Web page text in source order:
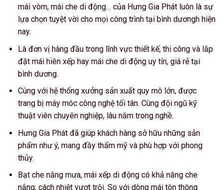
mái vòm, mái che di động… của Hưng Gia Phát luôn là sự
lựa chọn tuyệt vời cho mọi công trình tại bình dươngh hiện
nay.
Là đơn vị hàng đầu trong lĩnh vực thiết kế, thi công và lắp
đặt mái hiên xếp hay mái che di động uy tín, giá rẻ tại
bình dương.
Cùng với hệ thống xưởng sản xuất quy mô lớn, được
trang bị máy móc công nghệ tối tân. Cùng đội ngũ kỹ
thuật viên chuyên nghiệp, lâu năm trong nghề.
Hưng Gia Phát đã giúp khách hàng sở hữu những sản
phẩm như ý, mang đầy thẩm mỹ và phù hợp với phong
thủy.
Bạt che nắng mưa, mái xếp di động có khả năng che
nắng, cách nhiệt vượt trội. So với dòng mái tôn thông